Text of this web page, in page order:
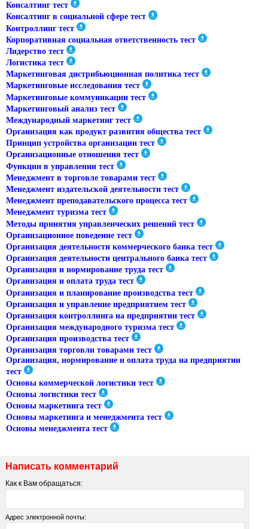
Консалтинг тест
Консалтинг в социальной сфере тест
Контроллинг тест
Корпоративная социальная ответственность тест
Лидерство тест
Логистика тест
Маркетинговая дистрибьюционная политика тест
Маркетинговые исследования тест
Маркетинговые коммуникации тест
Маркетинговый анализ тест
Международный маркетинг тест
Организация как продукт развития общества тест
Принцип устройства организации тест
Организационные отношения тест
Функции в управлении тест
Менеджмент в торговле товарами тест
Менеджмент издательской деятельности тест
Менеджмент преподавательского процесса тест
Менеджмент туризма тест
Методы принятия управленческих решений тест
Организационное поведение тест
Организация деятельности коммерческого банка тест
Организация деятельности центрального банка тест
Организация и нормирование труда тест
Организация и оплата труда тест
Организация и планирование производства тест
Организация и управление предприятием тест
Организация контроллинга на предприятии тест
Организация международного туризма тест
Организация производства тест
Организация торговли товарами тест
Организация, нормирование и оплата труда на предприятии
тест
Основы коммерческой логистики тест
Основы логистики тест
Основы маркетинга тест
Основы маркетинга и менеджмента тест
Основы менеджмента тест
Написать комментарий
Как к Вам обращаться:
Адрес электронной почты: